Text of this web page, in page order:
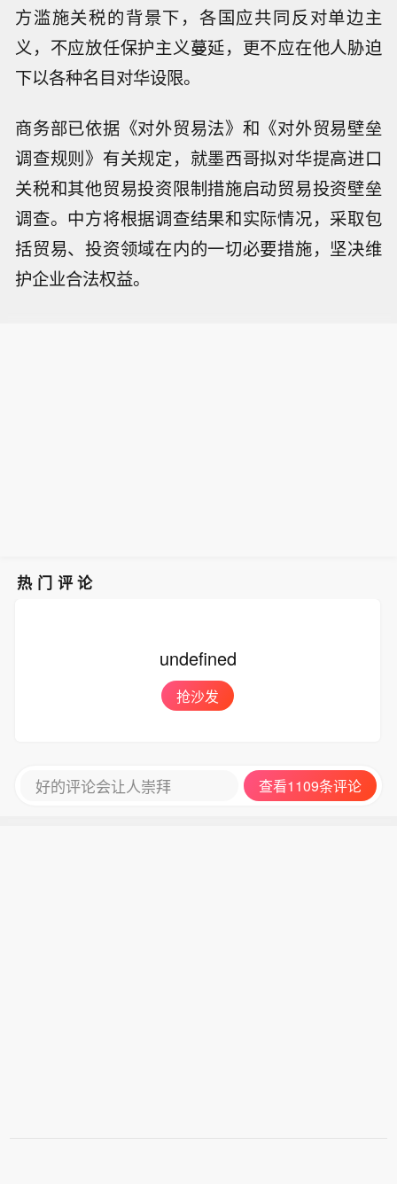
方滥施关税的背景下，各国应共同反对单边主
义，不应放任保护主义蔓延，更不应在他人胁迫
下以各种名目对华设限。
商务部已依据《对外贸易法》和《对外贸易壁垒
调查规则》有关规定，就墨西哥拟对华提高进口
关税和其他贸易投资限制措施启动贸易投资壁垒
调查。中方将根据调查结果和实际情况，采取包
括贸易、投资领域在内的一切必要措施，坚决维
护企业合法权益。
热门评论
undefined
抢沙发
好的评论会让人崇拜 查看1109条评论